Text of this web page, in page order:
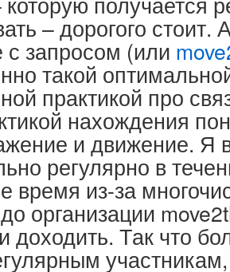
– дорогого стоит.
запросом (или
такой
практикой про
нахождения
и движение. Я
регулярно в
время из-за
организации
доходить. Так что